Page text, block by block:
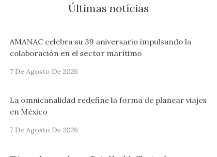
Últimas notícias
AMANAC celebra su 39 aniversario impulsando la
colaboración en el sector marítimo
7 De Agosto De 2026
La omnicanalidad redefine la forma de planear viajes
en México
7 De Agosto De 2026